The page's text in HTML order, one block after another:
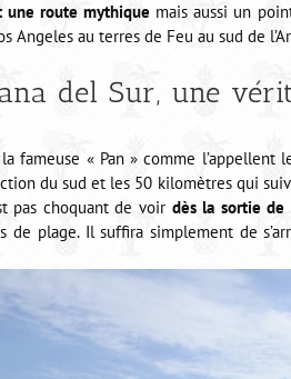
une route mythique mais aussi un
Angeles au terres de Feu au sud de
del Sur, une
fameuse « Pan » comme
du sud et les 50 kilomètres qui
pas choquant de voir dès la sortie de
de plage. Il suffira simplement de